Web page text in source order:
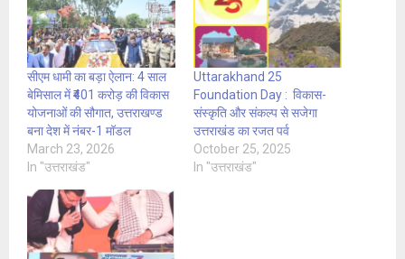
सीएम धामी का बड़ा ऐलान: 4 साल
बेमिसाल में ₹401 करोड़ की विकास
योजनाओं की सौगात, उत्तराखण्ड
बना देश में नंबर-1 मॉडल
March 23, 2026
In "उत्तराखंड"
Uttarakhand 25
Foundation Day : विकास-
संस्कृति और संकल्प से सजेगा
उत्तराखंड का रजत पर्व
October 25, 2025
In "उत्तराखंड"